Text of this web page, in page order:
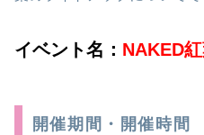
イベント名： NAKED
開催期間・開催時間